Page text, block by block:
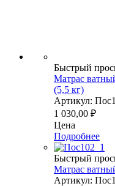
Быстрый
Матрас
(5,5 кг)
Артикул:
1 030,00 ₽
Цена
Подробнее
Быстрый
Матрас
Артикул: